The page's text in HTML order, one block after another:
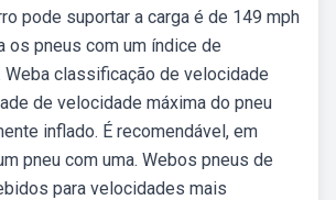
pode suportar a carga é de 149 mph
os pneus com um índice de
Weba classificação de velocidade
de velocidade máxima do pneu
inflado. É recomendável, em
pneu com uma. Webos pneus de
para velocidades mais